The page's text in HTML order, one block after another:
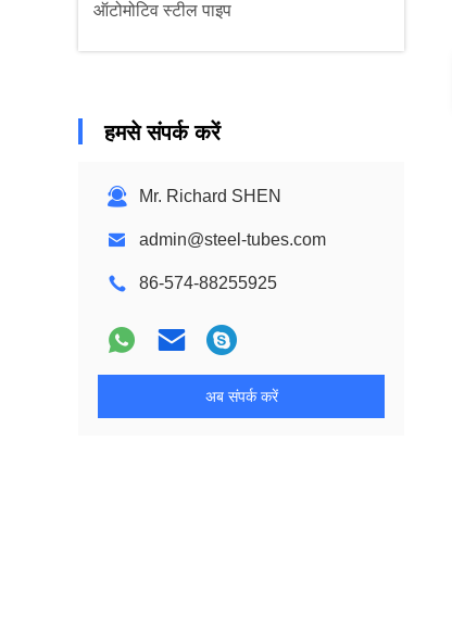
ऑटोमोटिव स्टील पाइप
हमसे संपर्क करें
Mr. Richard SHEN
admin@steel-tubes.com
86-574-88255925
अब संपर्क करें